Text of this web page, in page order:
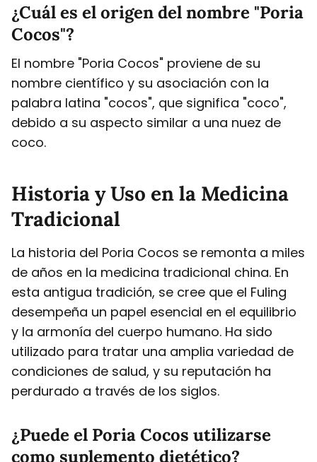
¿Cuál es el origen del nombre "Poria
Cocos"?
El nombre "Poria Cocos" proviene de su
nombre científico y su asociación con la
palabra latina "cocos", que significa "coco",
debido a su aspecto similar a una nuez de
coco.
Historia y Uso en la Medicina
Tradicional
La historia del Poria Cocos se remonta a miles
de años en la medicina tradicional china. En
esta antigua tradición, se cree que el Fuling
desempeña un papel esencial en el equilibrio
y la armonía del cuerpo humano. Ha sido
utilizado para tratar una amplia variedad de
condiciones de salud, y su reputación ha
perdurado a través de los siglos.
¿Puede el Poria Cocos utilizarse
como suplemento dietético?